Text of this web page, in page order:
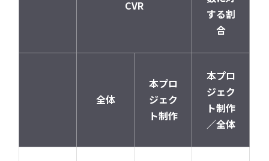
CVR
する割
合
全体
本プロ
ジェク
ト制作
本プロ
ジェク
ト制作
／全体